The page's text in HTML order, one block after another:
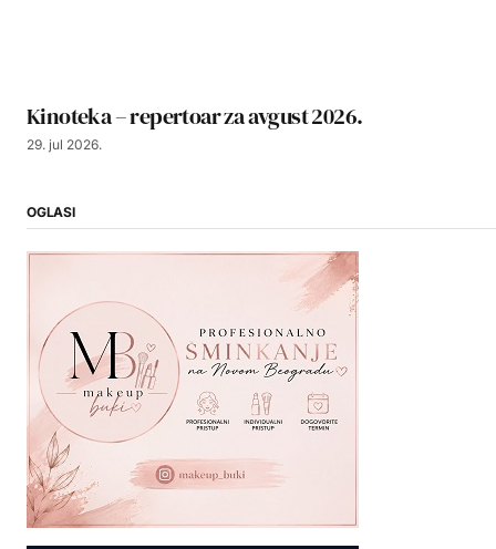
Kinoteka – repertoar za avgust 2026.
29. jul 2026.
OGLASI